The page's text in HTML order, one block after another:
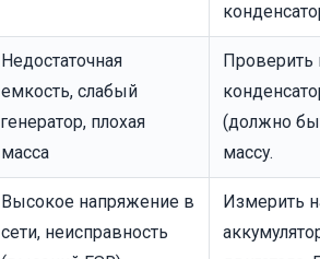
Недостаточная
емкость, слабый
генератор, плохая
масса
(должно
массу.
Высокое напряжение в
сети, неисправность
Измерить